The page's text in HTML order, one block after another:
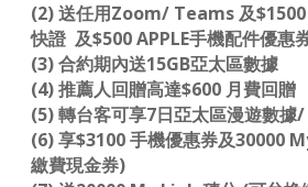
(2) 送任用Zoom/ Teams 及$1500
快證 及$500 APPLE手機配件優惠
(3) 合約期內送15GB亞太區數據
(4) 推薦人回贈高達$600 月費回贈
(5) 轉台客可享7日亞太區漫遊數據
(6) 享$3100 手機優惠券及30000
繳費現金券)